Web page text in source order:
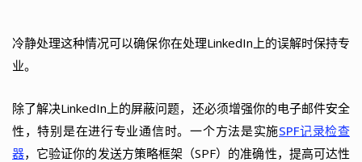
冷静处理这种情况可以确保你在处理LinkedIn上的误解时保持专
业。
除了解决LinkedIn上的屏蔽问题，还必须增强你的电子邮件安全
性，特别是在进行专业通信时。一个方法是实施SPF记录检查
器，它验证你的发送方策略框架（SPF）的准确性，提高可达性